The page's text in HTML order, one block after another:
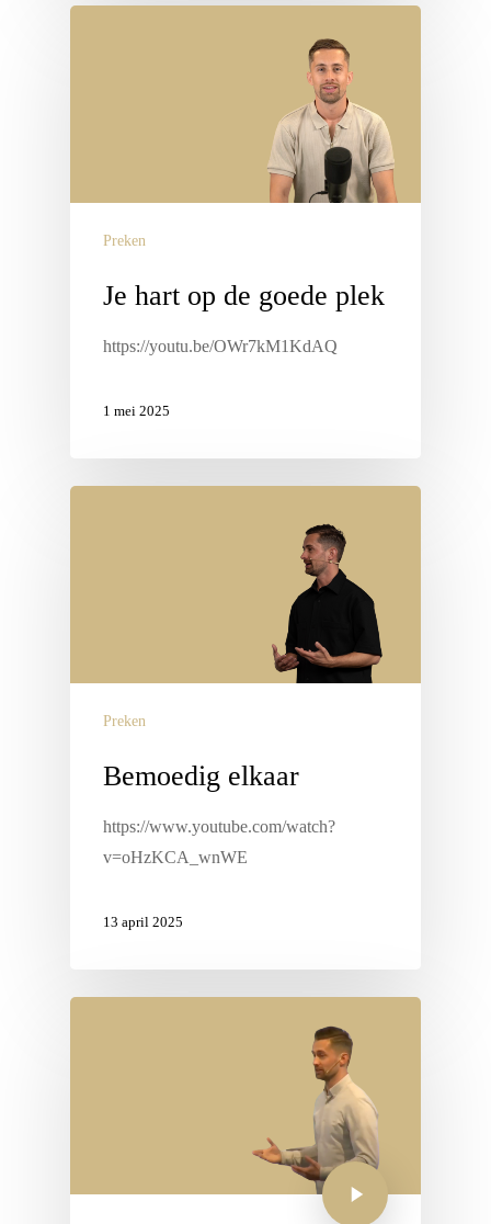
Preken
Je hart op de goede plek
https://youtu.be/OWr7kM1KdAQ
1 mei 2025
Preken
Bemoedig elkaar
https://www.youtube.com/watch?
v=oHzKCA_wnWE
13 april 2025